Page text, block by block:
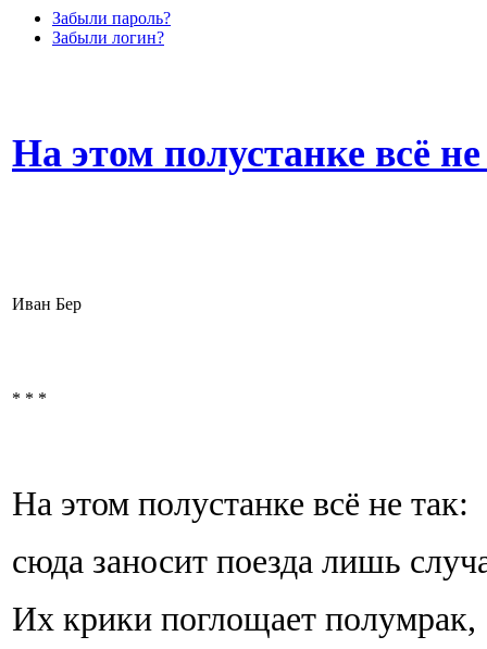
Забыли пароль?
Забыли логин?
На этом полустанке всё
Иван Бер
* * *
На этом полустанке всё не так:
сюда заносит поезда лишь
Их крики поглощает полумрак,